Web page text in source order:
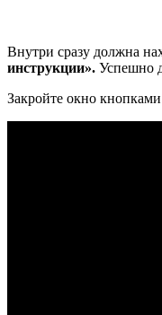
Внутри сразу должна
инструкции». Успешно
Закройте окно